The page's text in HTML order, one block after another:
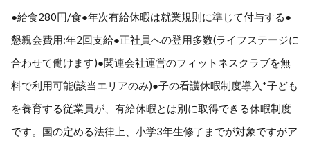
●給食280円/食●年次有給休暇は就業規則に準じて付与する●
懇親会費用:年2回支給●正社員への登用多数(ライフステージに
合わせて働けます)●関連会社運営のフィットネスクラブを無
料で利用可能(該当エリアのみ)●子の看護休暇制度導入*子ども
を養育する従業員が、有給休暇とは別に取得できる休暇制度
です。国の定める法律上、小学3年生修了までが対象ですがア